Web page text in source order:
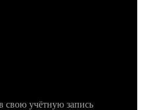
свою учётную запись